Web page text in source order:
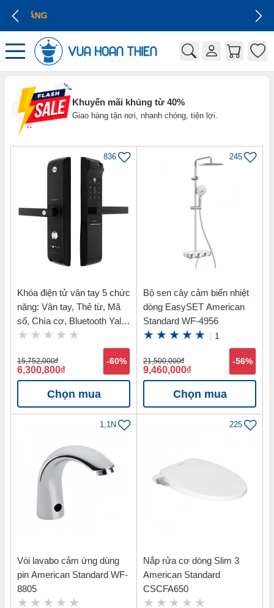
Khuyến mãi khủng từ 40%
Giao hàng tận nơi, nhanh chóng, tiện lợi.
836
Khóa điện tử vân tay 5 chức
năng: Vân tay, Thẻ từ, Mã
số, Chìa cơ, Bluetooth Yale
YDM7116 MB
15,752,000đ
6,300,800đ
-60%
Chọn mua
245
Bộ sen cây cảm biến nhiệt
dòng EasySET American
Standard WF-4956
| 1
21,500,000đ
9,460,000đ
-56%
Chọn mua
1,1N
Vòi lavabo cảm ứng dùng
pin American Standard WF-
8805
225
Nắp rửa cơ dòng Slim 3
American Standard
CSCFA650